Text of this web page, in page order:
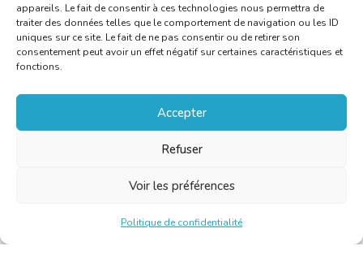
appareils. Le fait de consentir à ces technologies nous permettra de
traiter des données telles que le comportement de navigation ou les ID
uniques sur ce site. Le fait de ne pas consentir ou de retirer son
consentement peut avoir un effet négatif sur certaines caractéristiques et
fonctions.
Accepter
Refuser
Voir les préférences
Politique de confidentialité
organisations
professionnelles
représentant les traducteurs
et interprètes jurés
En savoir plus